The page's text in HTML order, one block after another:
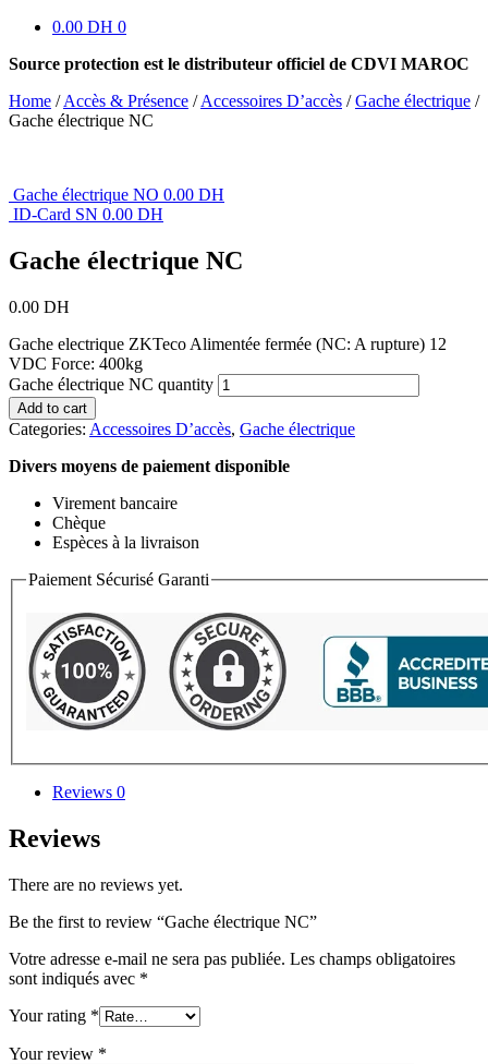
0.00 DH 0
Source protection est le distributeur officiel de CDVI MAROC
Home /Accès & Présence /Accessoires D’accès /Gache électrique /
Gache électrique NC
Gache électrique NO 0.00 DH
ID-Card SN 0.00 DH
Gache électrique NC
0.00 DH
Gache electrique ZKTeco Alimentée fermée (NC: A rupture) 12
VDC Force: 400kg
Gache électrique NC quantity
Add to cart
Categories: Accessoires D’accès, Gache électrique
Divers moyens de paiement disponible
Virement bancaire
Chèque
Espèces à la livraison
Paiement Sécurisé Garanti
Reviews 0
Reviews
There are no reviews yet.
Be the first to review “Gache électrique NC”
Votre adresse e-mail ne sera pas publiée. Les champs obligatoires
sont indiqués avec *
Your rating *
Your review *